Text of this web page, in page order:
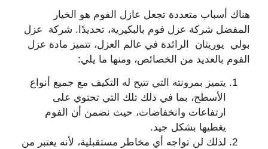
هناك أسباب متعددة تجعل عازل الفوم هو الخيار
المفضل شركة عزل فوم بالبكيرية، تحديدًا. شركة عزل
بولي يوريثان الرائدة في عالم العزل، تتميز مادة عزل
الفوم بالعديد من الخصائص، ومنها ما يلي:
يتميز بمرونته التي تتيح له التكيف مع جميع أنواع
الأسطح، بما في ذلك تلك التي تحتوي على
ارتفاعات وانخفاضات، حيث نضمن أن الفوم
يغطيها بشكل جيد.
لذلك لن تواجه أي مخاطر مستقبلية، لأنه يعتبر من